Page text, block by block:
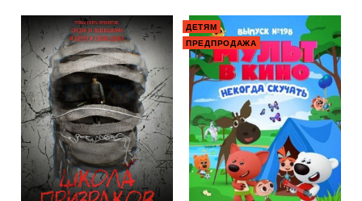
ДЕТЯМ
ПРЕДПРОДАЖА